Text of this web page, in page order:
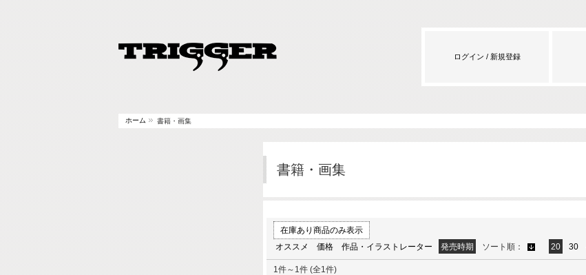
ログイン / 新規登録
ホーム 書籍・画集
書籍・画集
在庫あり商品のみ表示
オススメ
価格 作品・イラストレーター 発売時期 ソート順： 20 30
1件～1件 (全1件)